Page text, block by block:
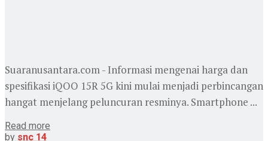
Suaranusantara.com - Informasi mengenai harga dan
spesifikasi iQOO 15R 5G kini mulai menjadi perbincangan
hangat menjelang peluncuran resminya. Smartphone ...
Read more
by snc 14